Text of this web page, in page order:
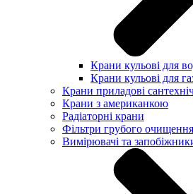
Крани кульові для
Крани кульові для
Крани приладові
Крани з американкою
Радіаторні крани
Фільтри грубого
Вимірювачі та